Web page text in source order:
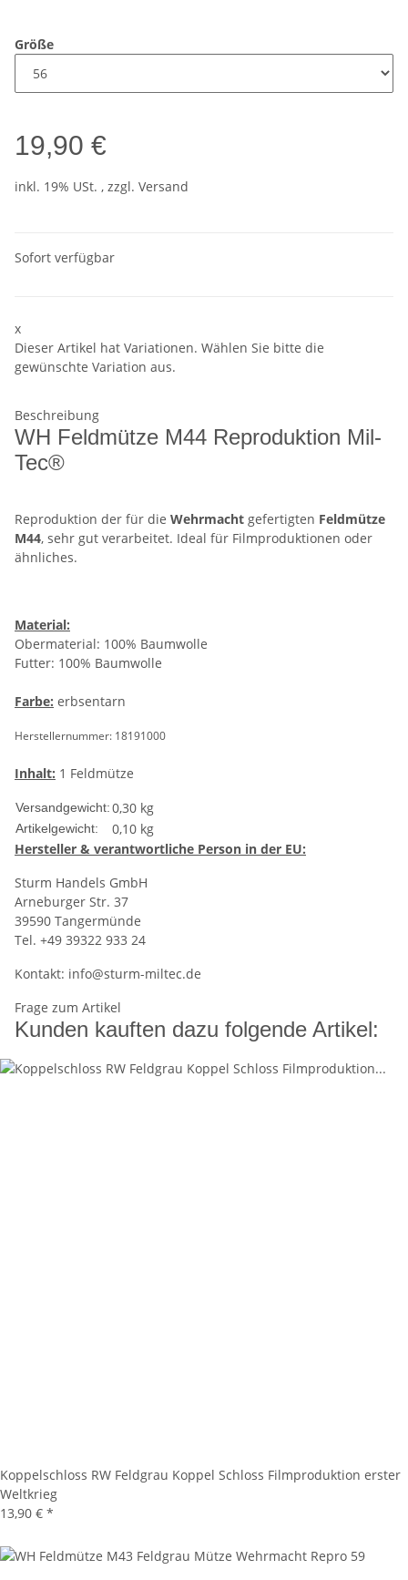
Größe
19,90 €
inkl. 19% USt. , zzgl. Versand
Sofort verfügbar
x
Dieser Artikel hat Variationen. Wählen Sie bitte die
gewünschte Variation aus.
Beschreibung
WH Feldmütze M44 Reproduktion Mil-
Tec®
Reproduktion der für die Wehrmacht gefertigten Feldmütze
M44, sehr gut verarbeitet. Ideal für Filmproduktionen oder
ähnliches.
Material:
Obermaterial: 100% Baumwolle
Futter: 100% Baumwolle
Farbe: erbsentarn
Herstellernummer: 18191000
Inhalt: 1 Feldmütze
Versandgewicht:0,30 kg
Artikelgewicht: 0,10 kg
Hersteller & verantwortliche Person in der EU:
Sturm Handels GmbH
Arneburger Str. 37
39590 Tangermünde
Tel. +49 39322 933 24
Kontakt: info@sturm-miltec.de
Frage zum Artikel
Kunden kauften dazu folgende Artikel:
Koppelschloss RW Feldgrau Koppel Schloss Filmproduktion erster
Weltkrieg
13,90 € *